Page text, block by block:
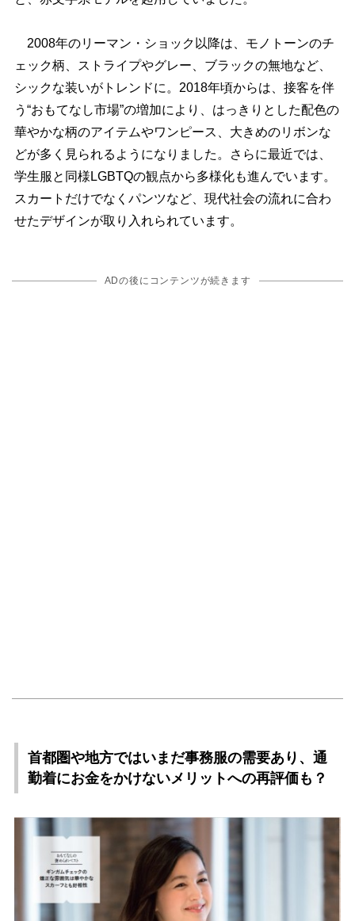
2008年のリーマン・ショック以降は、モノトーンのチ
ェック柄、ストライプやグレー、ブラックの無地など、
シックな装いがトレンドに。2018年頃からは、接客を伴
う“おもてなし市場”の増加により、はっきりとした配色の
華やかな柄のアイテムやワンピース、大きめのリボンな
どが多く見られるようになりました。さらに最近では、
学生服と同様LGBTQの観点から多様化も進んでいます。
スカートだけでなくパンツなど、現代社会の流れに合わ
せたデザインが取り入れられています。
ADの後にコンテンツが続きます
首都圏や地方ではいまだ事務服の需要あり、通
勤着にお金をかけないメリットへの再評価も？